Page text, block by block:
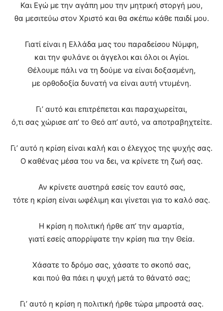
Και Εγώ με την αγάπη μου την μητρική στοργή μου,
θα μεσιτεύω στον Χριστό και θα σκέπω κάθε παιδί μου.
Γιατί είναι η Ελλάδα μας του παραδείσου Νύμφη,
και την φυλάνε οι άγγελοι και όλοι οι Αγίοι.
Θέλουμε πάλι να τη δούμε να είναι δοξασμένη,
με ορθοδοξία δυνατή να είναι αυτή ντυμένη.
Γι’ αυτό και επιτρέπεται και παραχωρείται,
ό,τι σας χώρισε απ’ το Θεό απ’ αυτό, να αποτραβηχτείτε.
Γι’ αυτό η κρίση είναι καλή και ο έλεγχος της ψυχής σας.
Ο καθένας μέσα του να δει, να κρίνετε τη ζωή σας.
Αν κρίνετε αυστηρά εσείς τον εαυτό σας,
τότε η κρίση είναι ωφέλιμη και γίνεται για το καλό σας.
Η κρίση η πολιτική ήρθε απ’ την αμαρτία,
γιατί εσείς απορρίψατε την κρίση πια την Θεία.
Χάσατε το δρόμο σας, χάσατε το σκοπό σας,
και πού θα πάει η ψυχή μετά το θάνατό σας;
Γι’ αυτό η κρίση η πολιτική ήρθε τώρα μπροστά σας.